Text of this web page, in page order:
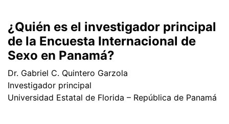
¿Quién es el investigador principal
de la Encuesta Internacional de
Sexo en Panamá?
Dr. Gabriel C. Quintero Garzola
Investigador principal
Universidad Estatal de Florida – República de Panamá